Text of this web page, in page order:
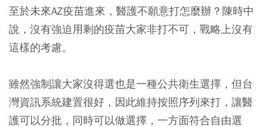
至於未來AZ疫苗進來，醫護不願意打怎麼辦？陳時中
說，沒有強迫用剩的疫苗大家非打不可，戰略上沒有
這樣的考慮。
雖然強制讓大家沒得選也是一種公共衛生選擇，但台
灣資訊系統建置很好，因此維持按照序列來打，讓醫
護可以分批，同時可以做選擇，一方面符合自由選